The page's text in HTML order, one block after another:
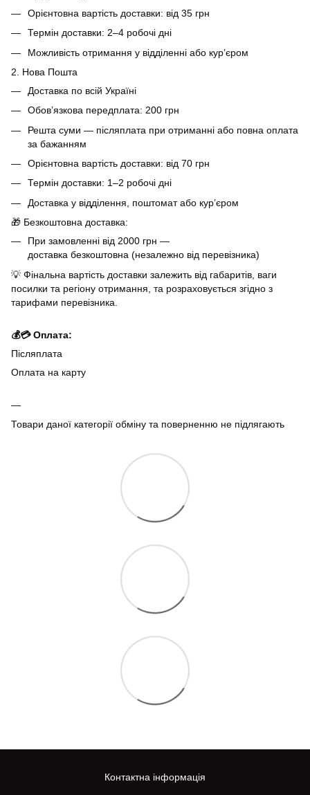
Орієнтовна вартість доставки: від 35 грн
Термін доставки: 2–4 робочі дні
Можливість отримання у відділенні або кур’єром
2. Нова Пошта
Доставка по всій Україні
Обов’язкова передплата: 200 грн
Решта суми — післяплата при отриманні або повна оплата
за бажанням
Орієнтовна вартість доставки: від 70 грн
Термін доставки: 1–2 робочі дні
Доставка у відділення, поштомат або кур’єром
🎁 Безкоштовна доставка:
При замовленні від 2000 грн —
доставка безкоштовна (незалежно від перевізника)
💡 Фінальна вартість доставки залежить від габаритів, ваги
посилки та регіону отримання, та розраховується згідно з
тарифами перевізника.
💰💳 Оплата:
Післяплата
Оплата на карту
Товари даної категорії обміну та поверненню не підлягають
Контактна інформація